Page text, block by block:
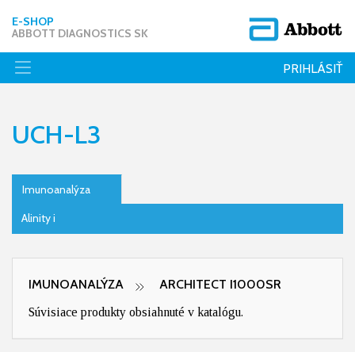
E-SHOP
ABBOTT DIAGNOSTICS SK
PRIHLÁSIŤ
UCH-L3
Imunoanalýza
Alinity i
IMUNOANALÝZA ARCHITECT I1000SR
Súvisiace produkty obsiahnuté v katalógu.